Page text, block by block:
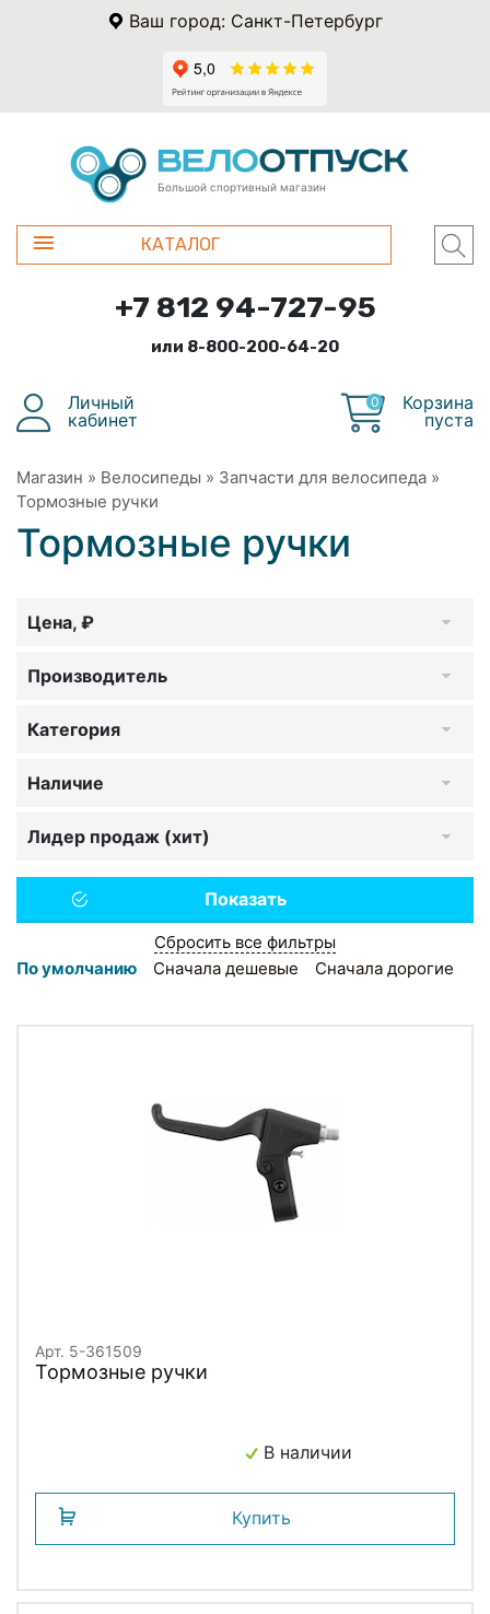
Ваш город: Санкт-Петербург
Большой спортивный магазин
КАТАЛОГ
+7 812 94-727-95
или 8-800-200-64-20
Личный
кабинет
0
Корзина
пуста
Магазин » Велосипеды » Запчасти для велосипеда »
Тормозные ручки
Тормозные ручки
Цена, ₽
Производитель
Категория
Наличие
Лидер продаж (хит)
Сбросить все фильтры
По умолчанию
Сначала дешевые Сначала дорогие
Арт. 5-361509
Тормозные ручки
В наличии
Купить